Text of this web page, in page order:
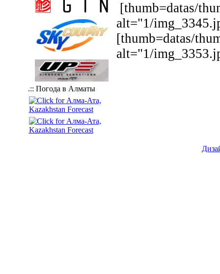
.:: Погода в Алматы
[thumb=datas/
alt="1/
[thumb=datas/
alt="1/